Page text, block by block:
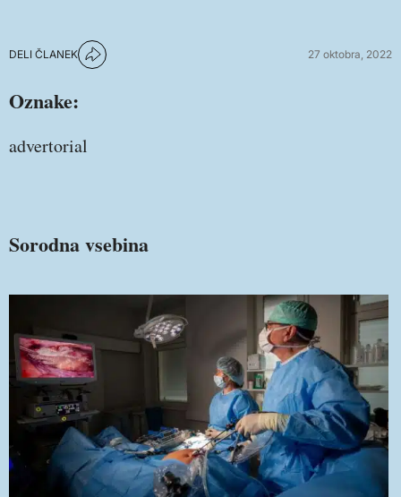
DELI ČLANEK 27 oktobra, 2022
Oznake:
advertorial
Sorodna vsebina